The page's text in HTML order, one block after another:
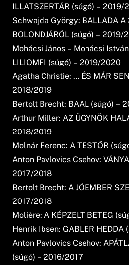
ILLATSZERTÁR (súgó) – 2019/
Schwajda György: BALLADA A
BOLONDJÁRÓL (súgó) – 2019/
Mohácsi János – Mohácsi
LILIOMFI (súgó) – 2019/2020
Agatha Christie: … ÉS MÁR
2018/2019
Bertolt Brecht: BAAL (súgó) –
Arthur Miller: AZ ÜGYNÖK
2018/2019
Molnár Ferenc: A TESTŐR
Anton Pavlovics Csehov:
2017/2018
Bertolt Brecht: A JÓEMBER
2017/2018
Molière: A KÉPZELT BETEG
Henrik Ibsen: GABLER HEDDA
Anton Pavlovics Csehov:
(súgó) – 2016/2017